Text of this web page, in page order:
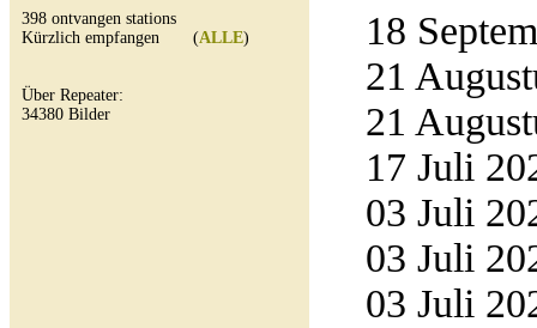
398 ontvangen stations
Kürzlich empfangen (ALLE)
Über Repeater:
34380 Bilder
18
21
21
17 Juli
03 Juli
03 Juli
03 Juli